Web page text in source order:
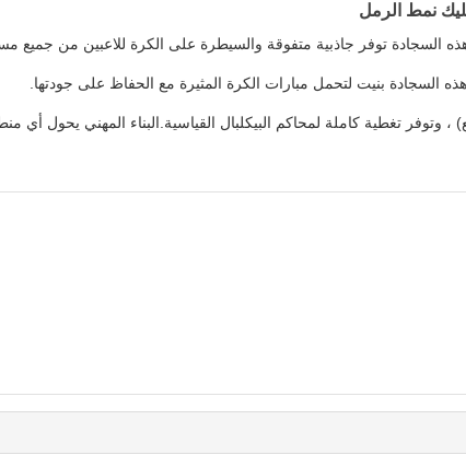
نمط الرمل
توفر جاذبية متفوقة والسيطرة على الكرة للاعبين من جميع